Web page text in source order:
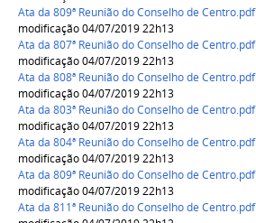
Ata da 809ª Reunião do Conselho de Centro.pdf
modificação 04/07/2019 22h13
Ata da 807ª Reunião do Conselho de Centro.pdf
modificação 04/07/2019 22h13
Ata da 808ª Reunião do Conselho de Centro.pdf
modificação 04/07/2019 22h13
Ata da 803ª Reunião do Conselho de Centro.pdf
modificação 04/07/2019 22h13
Ata da 804ª Reunião do Conselho de Centro.pdf
modificação 04/07/2019 22h13
Ata da 809ª Reunião do Conselho de Centro.pdf
modificação 04/07/2019 22h13
Ata da 811ª Reunião do Conselho de Centro.pdf